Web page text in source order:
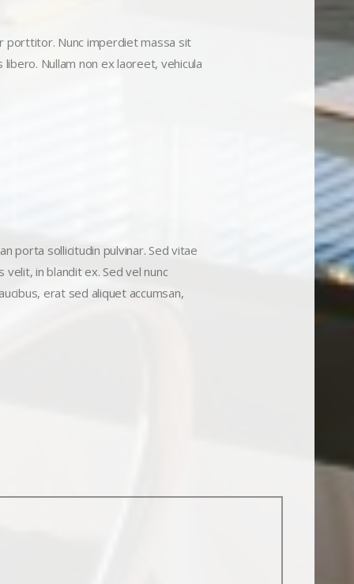
porttitor. Nunc imperdiet massa sit
Nullam non ex laoreet, vehicula
porta sollicitudin pulvinar. Sed vitae
in blandit ex. Sed vel nunc
erat sed aliquet accumsan,